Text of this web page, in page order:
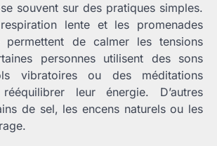
souvent sur des pratiques simples.
lente et les promenades
de calmer les tensions
personnes utilisent des sons
vibratoires ou des méditations
leur énergie. D’autres
de sel, les encens naturels ou les